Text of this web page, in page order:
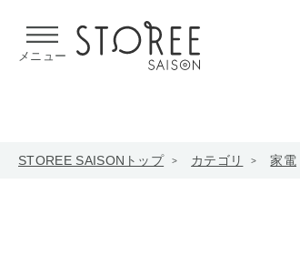
メニュー
STOREE SAISONトップ カテゴリ 家電